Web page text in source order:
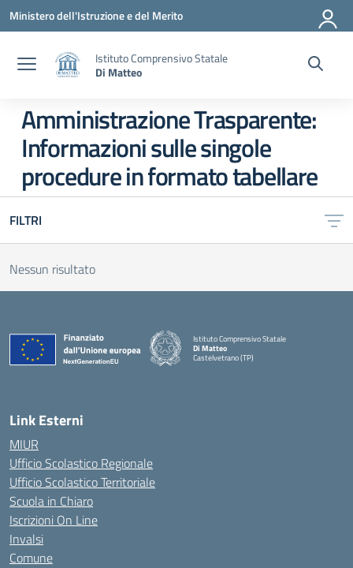
Vai ai contenuti
Vai al menu di navigazione
Vai al footer
Ministero dell'Istruzione e del Merito
Istituto Comprensivo Statale
Di Matteo
Amministrazione Trasparente:
Informazioni sulle singole
procedure in formato tabellare
FILTRI
Nessun risultato
Istituto Comprensivo Statale
Di Matteo
Castelvetrano (TP)
Link Esterni
MIUR
Ufficio Scolastico Regionale
Ufficio Scolastico Territoriale
Scuola in Chiaro
Iscrizioni On Line
Invalsi
Comune